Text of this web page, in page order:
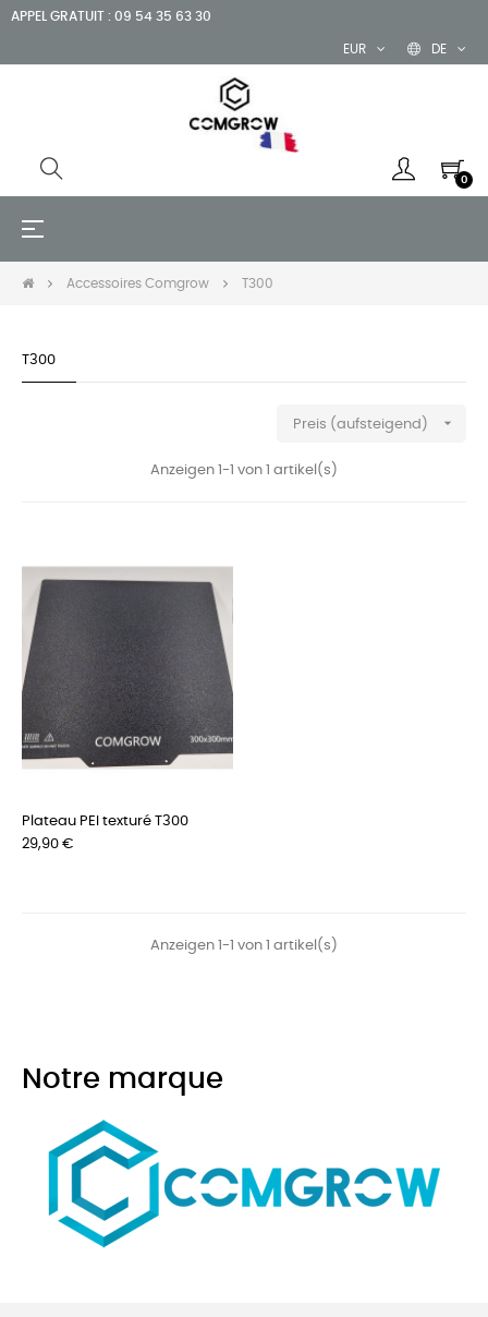
APPEL GRATUIT : 09 54 35 63 30
DE
EUR
0
Umschalten
☰
Accessoires Comgrow T300
T300
Preis (aufsteigend) 
Anzeigen 1-1 von 1 artikel(s)
Plateau PEI texturé T300
Preis
29,90 €
Anzeigen 1-1 von 1 artikel(s)
Notre marque